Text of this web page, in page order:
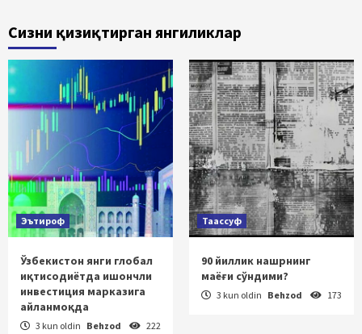
Сизни қизиқтирган янгиликлар
Эътироф
Ўзбекистон янги глобал
иқтисодиётда ишончли
инвестиция марказига
айланмоқда
3 kun oldin Behzod 222
Таассуф
90 йиллик нашрнинг
маёғи сўндими?
3 kun oldin Behzod 173